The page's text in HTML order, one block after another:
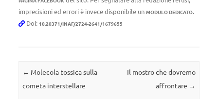
imprecisioni ed errori è invece disponibile un MODULO DEDICATO.
Doi: 10.20371/INAF/2724-2641/1679655
Navigazione articolo
← Molecola tossica sulla
cometa interstellare
Il mostro che dovremo
affrontare →